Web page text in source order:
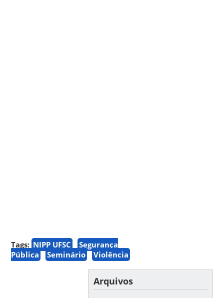
Tags: NIPP UFSC
Segurança
Pública
Seminário Violência
Arquivos